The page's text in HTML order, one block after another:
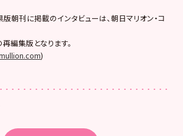
朝刊に掲載のインタビューは、朝日マリオン・コ
編集版となります。
)